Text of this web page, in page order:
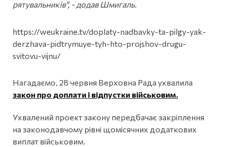
рятувальників", - додав Шмигаль.
https://weukraine.tv/doplaty-nadbavky-ta-pilgy-yak-
derzhava-pidtrymuye-tyh-hto-projshov-drugu-
svitovu-vijnu/
Нагадаємо, 28 червня Верховна Рада ухвалила
закон про доплати і відпустки військовим.
Ухвалений проект закону передбачає закріплення
на законодавчому рівні щомісячних додаткових
виплат військовим.